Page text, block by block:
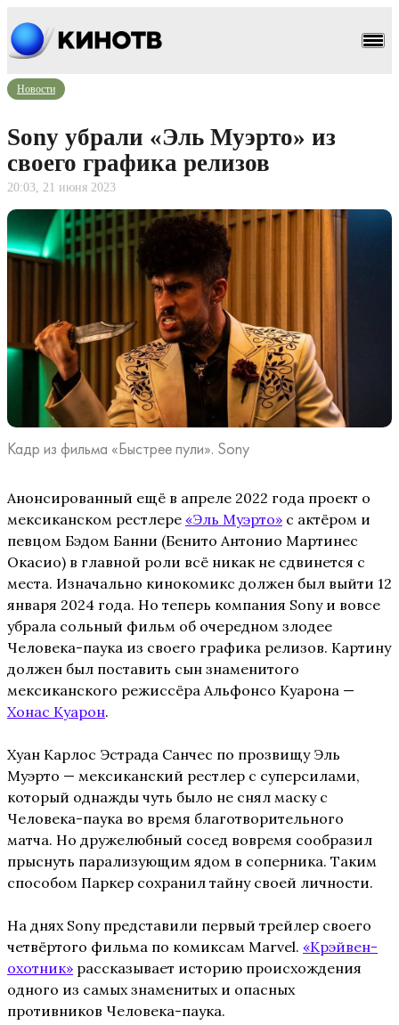
Новости
Sony убрали «Эль Муэрто» из
своего графика релизов
20:03, 21 июня 2023
Кадр из фильма «Быстрее пули». Sony
Анонсированный ещё в апреле 2022 года проект о
мексиканском рестлере «Эль Муэрто» с актёром и
певцом Бэдом Банни (Бенито Антонио Мартинес
Окасио) в главной роли всё никак не сдвинется с
места. Изначально кинокомикс должен был выйти 12
января 2024 года. Но теперь компания Sony и вовсе
убрала сольный фильм об очередном злодее
Человека-паука из своего графика релизов. Картину
должен был поставить сын знаменитого
мексиканского режиссёра Альфонсо Куарона —
Хонас Куарон.
Хуан Карлос Эстрада Санчес по прозвищу Эль
Муэрто — мексиканский рестлер с суперсилами,
который однажды чуть было не снял маску с
Человека-паука во время благотворительного
матча. Но дружелюбный сосед вовремя сообразил
прыснуть парализующим ядом в соперника. Таким
способом Паркер сохранил тайну своей личности.
На днях Sony представили первый трейлер своего
четвёртого фильма по комиксам Marvel. «Крэйвен-
охотник» рассказывает историю происхождения
одного из самых знаменитых и опасных
противников Человека-паука.